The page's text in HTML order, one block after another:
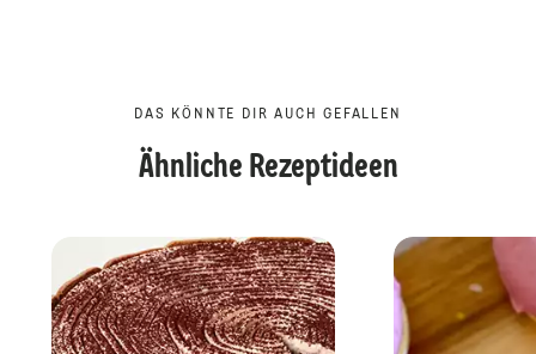
DAS KÖNNTE DIR AUCH GEFALLEN
Ähnliche Rezeptideen